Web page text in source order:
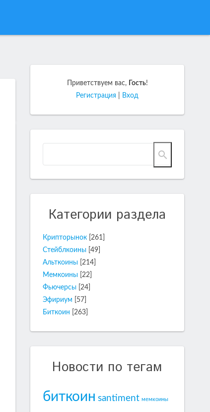
Приветствуем вас, Гость!
Регистрация
Вход
Категории раздела
Крипторынок [261]
Стейблкоины [49]
Альткоины [214]
Мемкоины [22]
Фьючерсы [24]
Эфириум
[57]
Биткоин
[263]
Новости по тегам
биткоин santiment мемкоины